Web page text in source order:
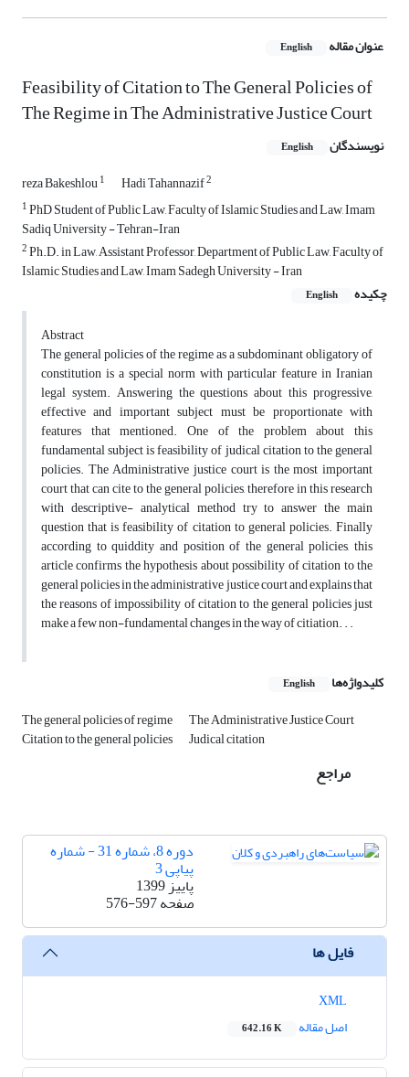
عنوان مقاله English
Feasibility of Citation to The General Policies of
The Regime in The Administrative Justice Court
نویسندگان English
reza Bakeshlou1 Hadi Tahannazif2
1PhD Student of Public Law, Faculty of Islamic Studies and Law, Imam
Sadiq University - Tehran-Iran
2Ph.D. in Law, Assistant Professor, Department of Public Law, Faculty of
Islamic Studies and Law, Imam Sadegh University - Iran
چکیده
English
Abstract
The general policies of the regime as a subdominant obligatory of
constitution is a special norm with particular feature in Iranian
legal system. Answering the questions about this progressive,
effective and important subject must be proportionate with
features that mentioned. One of the problem about this
fundamental subject is feasibility of judical citation to the general
policies. The Administrative justice court is the most important
court that can cite to the general policies, therefore in this research
with descriptive- analytical method try to answer the main
question that is feasibility of citation to general policies. Finally
according to quiddity and position of the general policies, this
article confirms the hypothesis about possibility of citation to the
general policies in the administrative justice court and explains that
the reasons of impossibility of citation to the general policies just
make a few non-fundamental changes in the way of citiation. . .
کلیدواژه‌ها English
The general policies of regime The Administrative Justice Court
Citation to the general policies Judical citation
مراجع
دوره 8، شماره 31 - شماره
پیاپی 3
پاییز 1399
صفحه576-597
فایل ها
اصل مقاله
642.16 K